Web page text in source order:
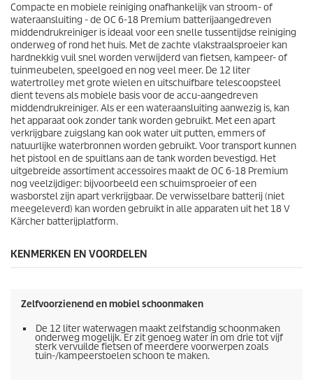
s
n
.
5
b
e
o
o
r
d
e
l
i
n
g
e
n
Compacte en mobiele reiniging onafhankelijk van stroom- of
wateraansluiting - de OC 6-18 Premium batterijaangedreven
middendrukreiniger is ideaal voor een snelle tussentijdse reiniging
onderweg of rond het huis. Met de zachte vlakstraalsproeier kan
hardnekkig vuil snel worden verwijderd van fietsen, kampeer- of
tuinmeubelen, speelgoed en nog veel meer. De 12 liter
watertrolley met grote wielen en uitschuifbare telescoopsteel
dient tevens als mobiele basis voor de accu-aangedreven
middendrukreiniger. Als er een wateraansluiting aanwezig is, kan
het apparaat ook zonder tank worden gebruikt. Met een apart
verkrijgbare zuigslang kan ook water uit putten, emmers of
natuurlijke waterbronnen worden gebruikt. Voor transport kunnen
het pistool en de spuitlans aan de tank worden bevestigd. Het
uitgebreide assortiment accessoires maakt de OC 6-18 Premium
nog veelzijdiger: bijvoorbeeld een schuimsproeier of een
wasborstel zijn apart verkrijgbaar. De verwisselbare batterij (niet
meegeleverd) kan worden gebruikt in alle apparaten uit het 18 V
Kärcher batterijplatform.
KENMERKEN EN VOORDELEN
Zelfvoorzienend en mobiel schoonmaken
De 12 liter waterwagen maakt zelfstandig schoonmaken
onderweg mogelijk. Er zit genoeg water in om drie tot vijf
sterk vervuilde fietsen of meerdere voorwerpen zoals
tuin-/kampeerstoelen schoon te maken.